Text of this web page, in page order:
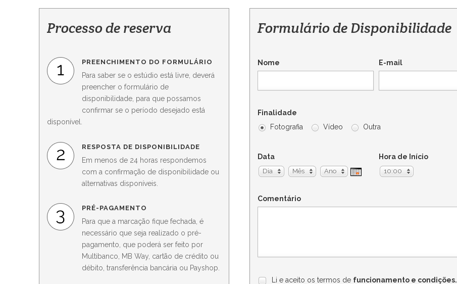
Processo de reserva
PREENCHIMENTO DO FORMULÁRIO
Para saber se o estúdio está livre, deverá
preencher o formulário de
disponibilidade, para que possamos
confirmar se o período desejado está
disponível.
RESPOSTA DE DISPONIBILIDADE
Em menos de 24 horas respondemos
com a confirmação de disponibilidade ou
alternativas disponíveis.
PRÉ-PAGAMENTO
Para que a marcação fique fechada, é
necessário que seja realizado o pré-
pagamento, que poderá ser feito por
Multibanco, MB Way, cartão de crédito ou
débito, transferência bancária ou Payshop.
Formulário de Disponibilidade
Nome E-mail
Finalidade
Fotografia
Vídeo Outra
Data
Dia Mês Ano
Hora de Início
10:00
Comentário
Li e aceito os termos de funcionamento e condições.